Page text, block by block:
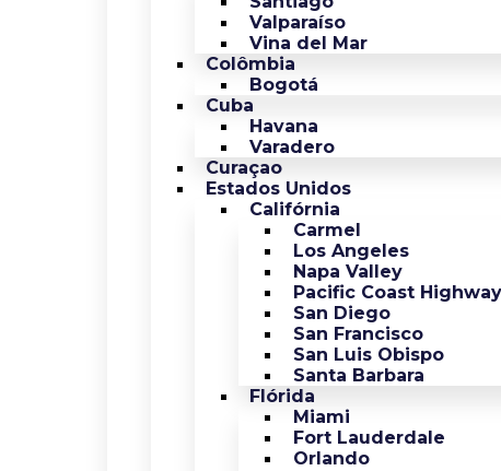
Valparaíso
Vina del Mar
Colômbia
Bogotá
Cuba
Havana
Varadero
Curaçao
Estados Unidos
Califórnia
Carmel
Los Angeles
Napa Valley
Pacific Coast Highway
San Diego
San Francisco
San Luis Obispo
Santa Barbara
Flórida
Miami
Fort Lauderdale
Orlando